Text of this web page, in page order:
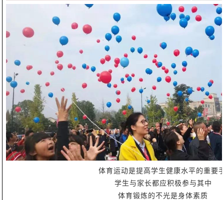
体育运动是提高学生健康水平的重要手
学生与家长都应积极参与其中
体育锻炼的不光是身体素质